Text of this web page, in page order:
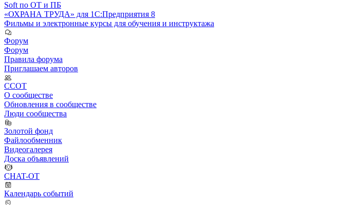
Soft по ОТ и ПБ
«ОХРАНА ТРУДА» для 1С:Предприятия 8
Фильмы и электронные курсы для обучения и инструктажа
Форум
Форум
Правила форума
Приглашаем авторов
ССОТ
О сообществе
Обновления в сообществе
Люди сообщества
Золотой фонд
Файлообменник
Видеогалерея
Доска объявлений
CHAT-OT
Календарь событий